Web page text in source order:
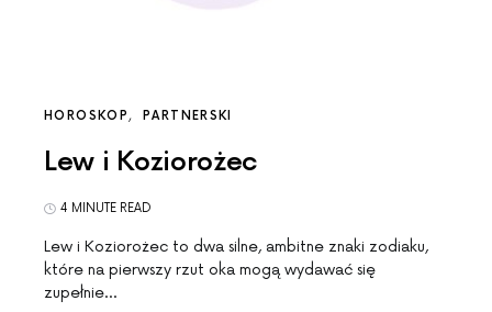
HOROSKOP PARTNERSKI
Lew i Koziorożec
4 MINUTE READ
Lew i Koziorożec to dwa silne, ambitne znaki zodiaku,
które na pierwszy rzut oka mogą wydawać się
zupełnie…